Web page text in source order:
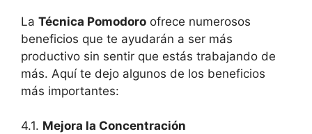
La Técnica Pomodoro ofrece numerosos
beneficios que te ayudarán a ser más
productivo sin sentir que estás trabajando de
más. Aquí te dejo algunos de los beneficios
más importantes:
4.1. Mejora la Concentración